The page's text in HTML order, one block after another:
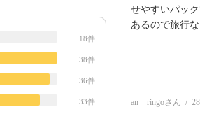
18件
38件
36件
33件
せやすいパッ
あるので旅行
an__ringoさん